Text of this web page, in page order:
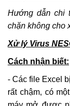
Hướng dẫn chi
chặn không cho
Xử lý Virus
Cách nhận biết:
- Các file Excel
rất chậm, có